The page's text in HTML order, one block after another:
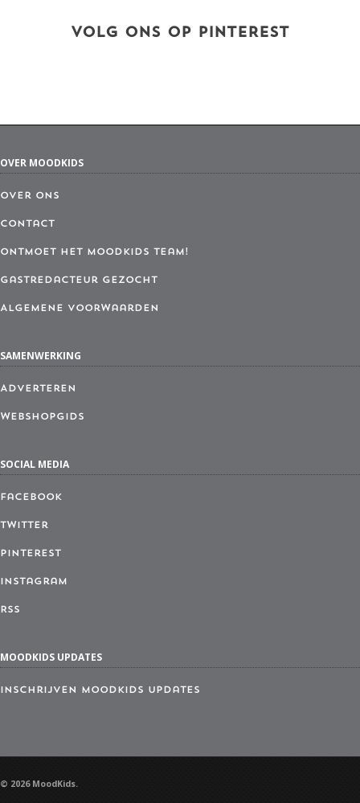
VOLG ONS OP PINTEREST
OVER MOODKIDS
Over ons
Contact
Ontmoet het MoodKids Team!
Gastredacteur gezocht
Algemene Voorwaarden
SAMENWERKING
Adverteren
Webshopgids
SOCIAL MEDIA
Facebook
Twitter
Pinterest
Instagram
RSS
MOODKIDS UPDATES
Inschrijven MoodKids Updates
© 2026 MoodKids.